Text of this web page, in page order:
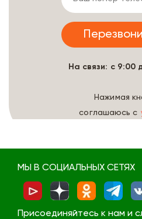
На связи: с 9:00
Нажимая
соглашаюсь с
МЫ В СОЦИАЛЬНЫХ СЕТЯХ
Присоединяйтесь к нам и